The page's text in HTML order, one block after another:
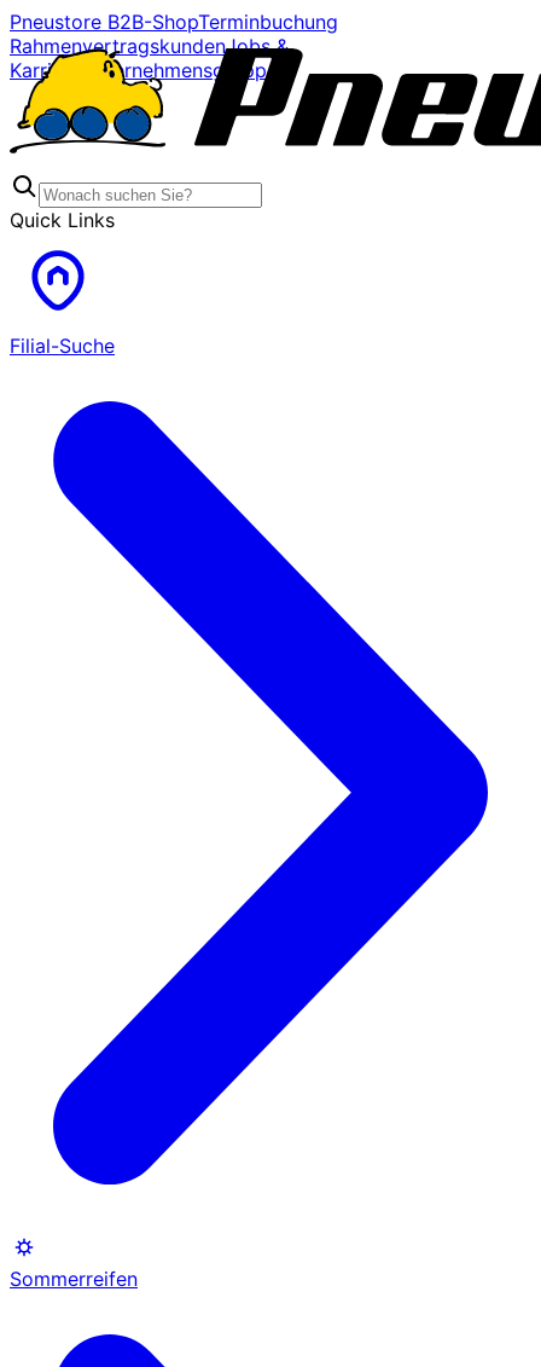
Pneustore B2B-ShopTerminbuchung
RahmenvertragskundenJobs &
Karriere
Unternehmensgruppe
Quick Links
Filial-Suche
Sommerreifen